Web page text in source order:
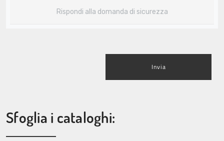
Invia
Sfoglia i cataloghi: